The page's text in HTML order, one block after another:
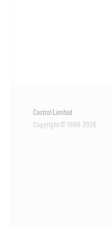
Castrol Limited
Copyright © 1999-2026